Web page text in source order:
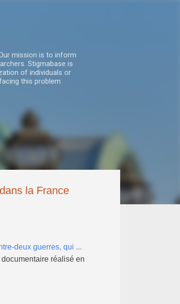
mission is to inform
Stigmabase is
of individuals or
this problem
la France
deux guerres, qui ...
réalisé en